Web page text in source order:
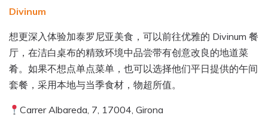
Divinum
想更深入体验加泰罗尼亚美食，可以前往优雅的 Divinum 餐
厅，在洁白桌布的精致环境中品尝带有创意改良的地道菜
肴。如果不想点单点菜单，也可以选择他们平日提供的午间
套餐，采用本地与当季食材，物超所值。
Carrer Albareda, 7, 17004, Girona